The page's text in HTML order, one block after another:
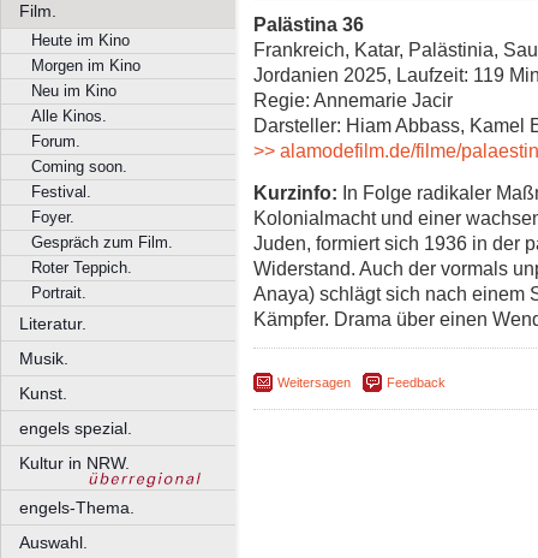
Film.
Heute im Kino
Morgen im Kino
Neu im Kino
Alle Kinos.
Forum.
Coming soon.
Festival.
Foyer.
Gespräch zum Film.
Roter Teppich.
Portrait.
Literatur.
Musik.
Kunst.
engels spezial.
Kultur in NRW.
engels-Thema.
Auswahl.
Palästina 36
Frankreich, Katar, Palästinia,
Jordanien 2025, Laufzeit: 119
Regie: Annemarie Jacir
Darsteller: Hiam Abbass, Kamel
>> alamodefilm.de/filme/
Kurzinfo: In Folge radikaler
Kolonialmacht und einer
Juden, formiert sich 1936 in der
Widerstand. Auch der vormals
Anaya) schlägt sich nach einem
Kämpfer. Drama über einen
Weitersagen Feedback